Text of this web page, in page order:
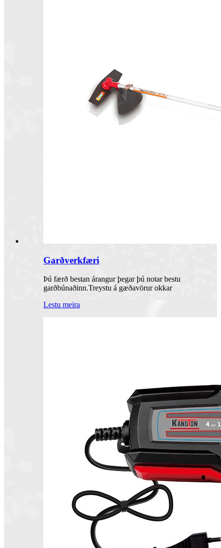
Garðverkfæri
Þú færð bestan árangur þegar þú notar bestu
garðbúnaðinn.Treystu á gæðavörur okkar
Lestu meira